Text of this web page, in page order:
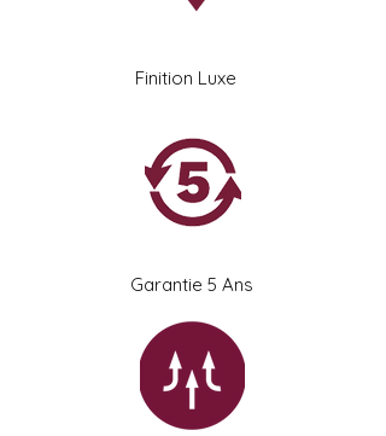
Finition Luxe
Garantie 5 Ans